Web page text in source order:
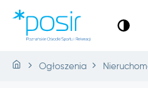
Ogłoszenia